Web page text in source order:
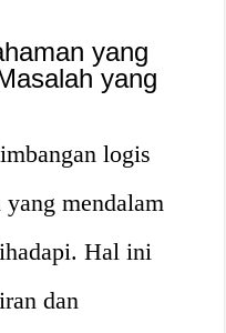
yang
yang
logis
mendalam
Hal ini
dan